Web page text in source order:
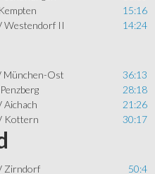
15:16
Westendorf II 14:24
München-Ost
36:13
28:18
Aichach
21:26
Kottern 30:17
Zirndorf
50:4